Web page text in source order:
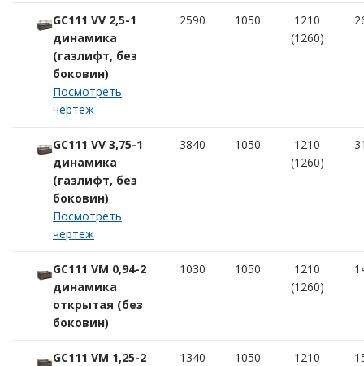
GC111 VV 2,5-1
динамика
(газлифт, без
боковин)
Посмотреть
чертеж
2590 1050
1210
(1260)
GC111 VV 3,75-1
динамика
(газлифт, без
боковин)
Посмотреть
чертеж
3840 1050
1210
(1260)
GC111 VM 0,94-2
динамика
открытая (без
боковин)
1030 1050
1210
(1260)
GC111 VM 1,25-2
1340 1050
1210